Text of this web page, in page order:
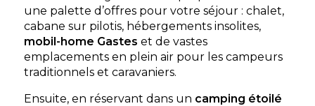
une palette d’offres pour votre séjour : chalet,
cabane sur pilotis, hébergements insolites,
mobil-home Gastes et de vastes
emplacements en plein air pour les campeurs
traditionnels et caravaniers.
Ensuite, en réservant dans un camping étoilé